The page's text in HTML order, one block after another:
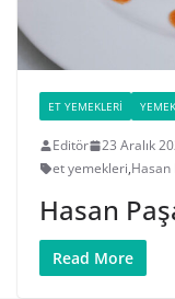
ET YEMEKLERI
Editör 23 Aralık
et yemekleri,Hasan
Hasan
Read More